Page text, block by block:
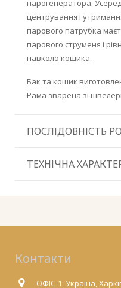
парогенератора.
центрування і
парового патрубка
парового струменя і
навколо кошика.
Бак та кошик
Рама зварена зі
ПОСЛІДОВНІСТЬ
ТЕХНІЧНА
Контакти
ОФІС-1: Україна,